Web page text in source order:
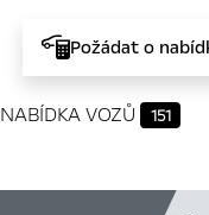
Požádat o
NABÍDKA VOZŮ 151